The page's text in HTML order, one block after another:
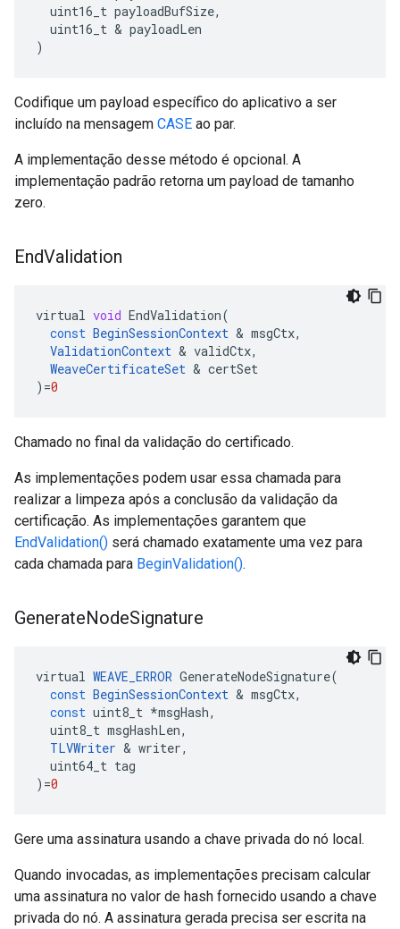
uint16_t payloadBufSize,
uint16_t & payloadLen
)
Codifique um payload específico do aplicativo a ser
incluído na mensagem CASE ao par.
A implementação desse método é opcional. A
implementação padrão retorna um payload de tamanho
zero.
EndValidation
virtual void EndValidation(
const BeginSessionContext & msgCtx,
ValidationContext & validCtx,
WeaveCertificateSet & certSet
) =0
Chamado no final da validação do certificado.
As implementações podem usar essa chamada para
realizar a limpeza após a conclusão da validação da
certificação. As implementações garantem que
EndValidation() será chamado exatamente uma vez para
cada chamada para BeginValidation().
GenerateNodeSignature
virtual WEAVE_ERROR GenerateNodeSignature(
const BeginSessionContext & msgCtx,
const uint8_t *msgHash,
uint8_t msgHashLen,
TLVWriter & writer,
uint64_t tag
) =0
Gere uma assinatura usando a chave privada do nó local.
Quando invocadas, as implementações precisam calcular
uma assinatura no valor de hash fornecido usando a chave
privada do nó. A assinatura gerada precisa ser escrita na